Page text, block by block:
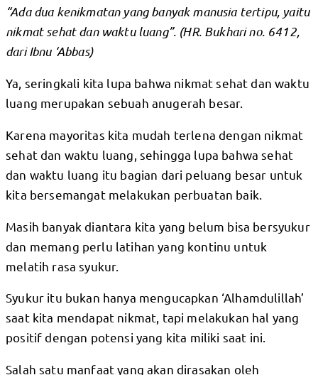
“Ada dua kenikmatan yang banyak manusia tertipu, yaitu
nikmat sehat dan waktu luang”. (HR. Bukhari no. 6412,
dari Ibnu ‘Abbas)
Ya, seringkali kita lupa bahwa nikmat sehat dan waktu
luang merupakan sebuah anugerah besar.
Karena mayoritas kita mudah terlena dengan nikmat
sehat dan waktu luang, sehingga lupa bahwa sehat
dan waktu luang itu bagian dari peluang besar untuk
kita bersemangat melakukan perbuatan baik.
Masih banyak diantara kita yang belum bisa bersyukur
dan memang perlu latihan yang kontinu untuk
melatih rasa syukur.
Syukur itu bukan hanya mengucapkan ‘Alhamdulillah’
saat kita mendapat nikmat, tapi melakukan hal yang
positif dengan potensi yang kita miliki saat ini.
Salah satu manfaat yang akan dirasakan oleh